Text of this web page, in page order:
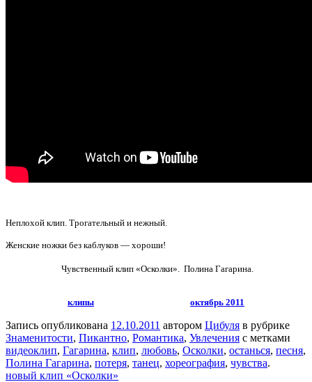
Неплохой клип. Трогательный и нежный.
Женские ножки без каблуков — хороши!
Чувственный клип «Осколки». Полина Гагарина.
клипы октябрь 2011
Запись опубликована 12.10.2011 автором Цибуля в рубрике
Знаменитости, Пикантно, Романтика, Увлечения с метками
видеоклип, Гагарина, клип, любовь, Осколки, останься, песня,
Полина Гагарина, потеря, танец, хореография, чувства.
новый клип «Осколки»